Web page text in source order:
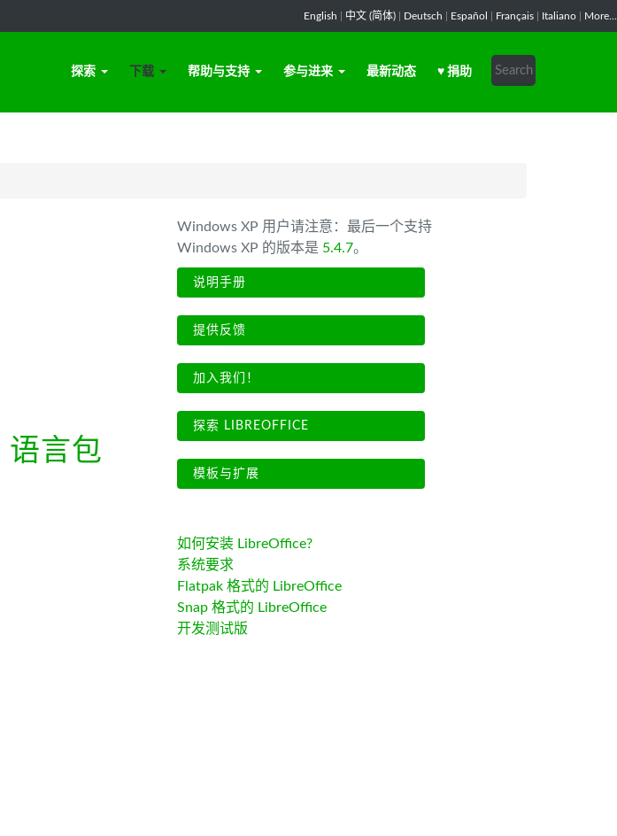
English 中文 (简体) Deutsch Español Français Italiano More...
探索 下载 帮助与支持 参与进来 最新动态 ♥ 捐助
语言包
Windows XP 用户请注意：最后一个支持
Windows XP 的版本是 5.4.7。
说明手册
提供反馈
加入我们！
探索 LIBREOFFICE
模板与扩展
如何安装 LibreOffice?
系统要求
Flatpak 格式的 LibreOffice
Snap 格式的 LibreOffice
开发测试版